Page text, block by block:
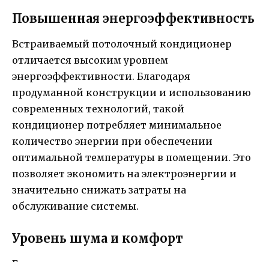
Повышенная энергоэффективность
Встраиваемый потолочный кондиционер
отличается высоким уровнем
энергоэффективности. Благодаря
продуманной конструкции и использованию
современных технологий, такой
кондиционер потребляет минимальное
количество энергии при обеспечении
оптимальной температуры в помещении. Это
позволяет экономить на электроэнергии и
значительно снижать затраты на
обслуживание системы.
Уровень шума и комфорт